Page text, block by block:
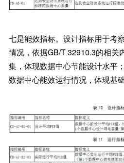
七是能效指标。设计指标用于考
情况，依据GB/T 32910.3的相关
集，体现数据中心节能设计水平
数据中心能效运行情况，体现基